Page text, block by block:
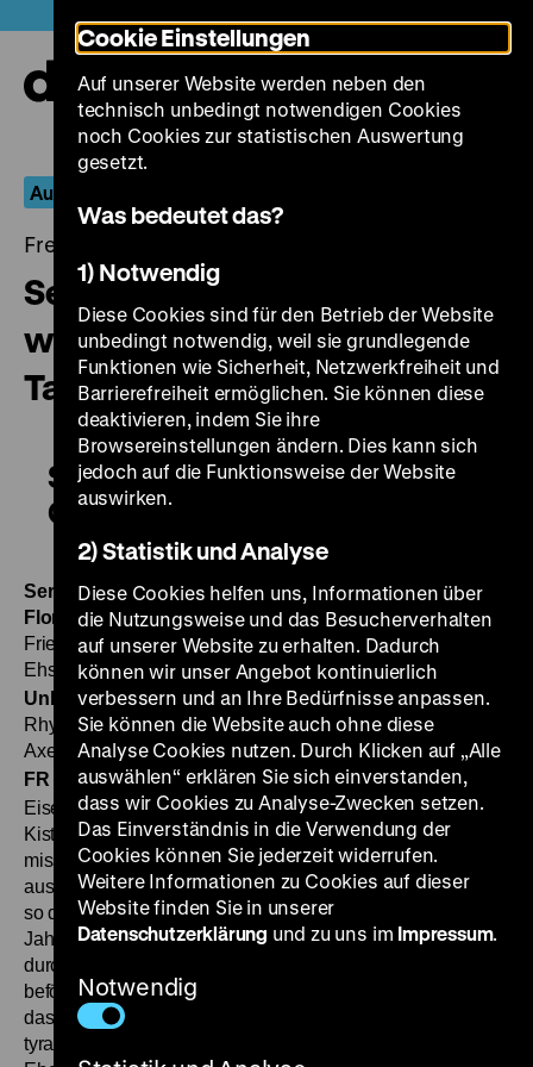
zum
Seiteninhalt
springen
Aus dem Fernseharchiv
Freitag, 24. November 2017, 17.00 - 00.00 Uhr
Seraphine oder Die
wundersame Geschichte der
Tante Flora
Seraphine oder Die wundersame
Geschichte der Tante Flora
Seraphine oder Die wundersame Geschichte der Tante
Flora
BRD 1965, R: Peter Lilienthal, B: David Perry, K:
Friedhelm Heyde, D: Heinz Meier, Käte Jaenicke, Else
Ehser, Annemarie Schradiek, Adolf Rebel, 60’·File
Unbeschriebenes Blatt BRD 1966, R: Peter Lilienthal, B:
Rhys Adrian, Peter Lilienthal, K: Gerard Vandenberg, D:
Axel Bauer, Heinz Meier, 42’·File MI 22.11. um 20 Uhr +
FR 24.11. um 18.30 Uhr·Einführung: Jan Gympel Per
Eisenbahn fährt ein Mann mit seiner Frau und einer großen
Kiste an die See. Darin befindet sich ein „Ungeheuer“: eine
missgestaltete Robbe, die sich durch enorme Gefräßigkeit
auszeichnet. Der Mann hat sie einst im Zoo entwendet und
so davor bewahrt, getötet zu werden. Doch nach sieben
Jahren hat sich seine Frau endlich mit ihrer Forderung
durchgesetzt, das Seraphine genannte Tier ins Meer zu
befördern. Auch der Besitzer der ärmlichen Pension, in der
das Paar absteigt, würde gern einen gefräßigen und
tyrannischen Gast loswerden, der ihn von seinem
Cookie Einstellungen
Auf unserer Website werden neben den
technisch unbedingt notwendigen Cookies
noch Cookies zur statistischen Auswertung
gesetzt.
Was bedeutet das?
1) Notwendig
Diese Cookies sind für den Betrieb der Website
unbedingt notwendig, weil sie grundlegende
Funktionen wie Sicherheit, Netzwerkfreiheit und
Barrierefreiheit ermöglichen. Sie können diese
deaktivieren, indem Sie ihre
Browsereinstellungen ändern. Dies kann sich
jedoch auf die Funktionsweise der Website
auswirken.
2) Statistik und Analyse
Diese Cookies helfen uns, Informationen über
die Nutzungsweise und das Besucherverhalten
auf unserer Website zu erhalten. Dadurch
können wir unser Angebot kontinuierlich
verbessern und an Ihre Bedürfnisse anpassen.
Sie können die Website auch ohne diese
Analyse Cookies nutzen. Durch Klicken auf „Alle
auswählen“ erklären Sie sich einverstanden,
dass wir Cookies zu Analyse-Zwecken setzen.
Das Einverständnis in die Verwendung der
Cookies können Sie jederzeit widerrufen.
Weitere Informationen zu Cookies auf dieser
Website finden Sie in unserer
Datenschutzerklärung und zu uns im Impressum.
Notwendig